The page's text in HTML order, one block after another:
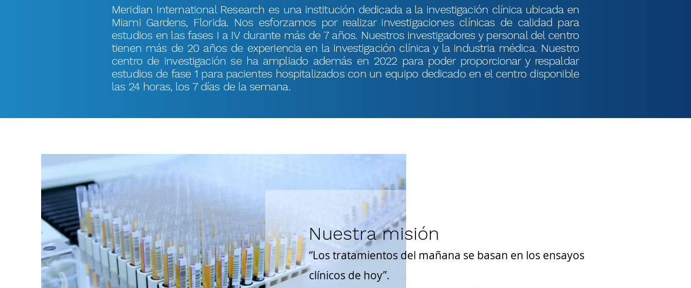
Meridian International Research es una institución dedicada a la investigación clínica ubicada en
Miami Gardens, Florida. Nos esforzamos por realizar investigaciones clínicas de calidad para
estudios en las fases I a IV durante más de 7 años. Nuestros investigadores y personal del centro
tienen más de 20 años de experiencia en la investigación clínica y la industria médica. Nuestro
centro de investigación se ha ampliado además en 2022 para poder proporcionar y respaldar
estudios de fase 1 para pacientes hospitalizados con un equipo dedicado en el centro disponible
las 24 horas, los 7 días de la semana.
Nuestra misión
“Los tratamientos del mañana se basan en los ensayos
clínicos de hoy”.